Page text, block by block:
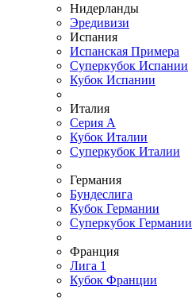
Нидерланды
Эредивизи
Испания
Испанская Примера
Суперкубок Испании
Кубок Испании
Италия
Серия А
Кубок Италии
Суперкубок Италии
Германия
Бундеслига
Кубок Германии
Суперкубок Германии
Франция
Лига 1
Кубок Франции